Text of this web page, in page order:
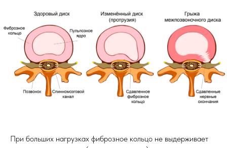
При больших нагрузках фиброзное кольцо не выдерживает